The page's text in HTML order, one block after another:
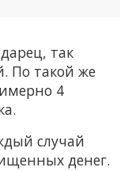
так
По такой же
4
случай
денег.